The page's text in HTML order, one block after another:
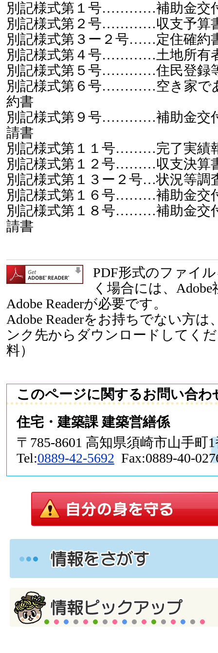
別記様式第１号…………補助金交
別記様式第２号…………収支予算
別記様式第３ー２号……定住確約
別記様式第４号…………土地所有
別記様式第５号…………住民登録
別記様式第６号…………空き家で
約書
別記様式第９号…………補助金交
請書
別記様式第１１号………完了実績
別記様式第１２号………収支決算
別記様式第１３ー２号…状況等調
別記様式第１６号………補助金交
別記様式第１８号………補助金交
請書
PDF形式のファイ
く場合には、
Adobe Readerが必要です。
Adobe Readerをお持ちでない方は
ンク先からダウンロードしてく
料）
このページに関するお問い合わ
住宅・建築課 建築営繕係
〒785-8601 高知県須崎市山手町
Tel:0889-42-5692 Fax:0889-40-